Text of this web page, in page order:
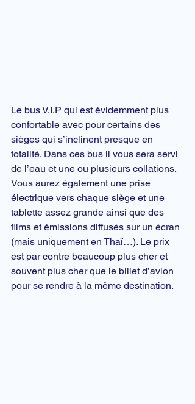
Le bus V.I.P qui est évidemment plus
confortable avec pour certains des
sièges qui s’inclinent presque en
totalité. Dans ces bus il vous sera servi
de l’eau et une ou plusieurs collations.
Vous aurez également une prise
électrique vers chaque siège et une
tablette assez grande ainsi que des
films et émissions diffusés sur un écran
(mais uniquement en Thaï…). Le prix
est par contre beaucoup plus cher et
souvent plus cher que le billet d’avion
pour se rendre à la même destination.